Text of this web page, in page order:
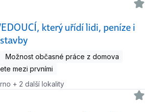
který uřídí lidi, peníze i
Možnost občasné práce z domova
mezi prvními
+ 2 další lokality